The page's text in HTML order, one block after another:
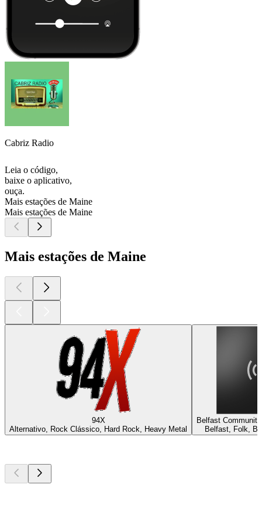
Cabriz Radio
Leia o código,
baixe o aplicativo,
ouça.
Mais estações de Maine
Mais estações de Maine
Mais estações de Maine
94X
Alternativo, Rock Clássico, Hard Rock, Heavy Metal
Belfast
Belfast, Folk,